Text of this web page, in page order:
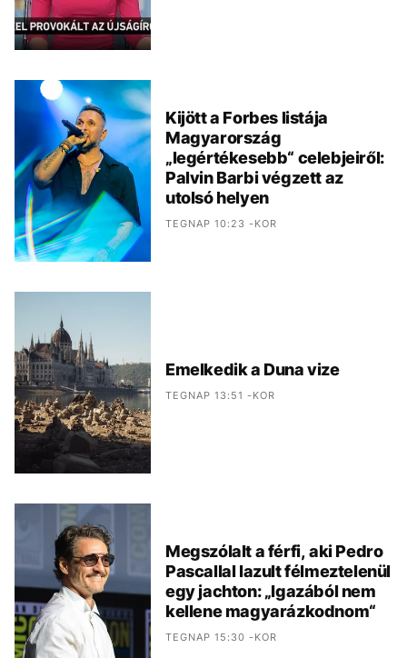
Kijött a Forbes listája
Magyarország
„legértékesebb“ celebjeiről:
Palvin Barbi végzett az
utolsó helyen
TEGNAP 10:23 -KOR
Emelkedik a Duna vize
TEGNAP 13:51 -KOR
Megszólalt a férfi, aki Pedro
Pascallal lazult félmeztelenül
egy jachton: „Igazából nem
kellene magyarázkodnom“
TEGNAP 15:30 -KOR